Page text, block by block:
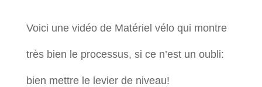
Voici une vidéo de Matériel vélo qui montre
très bien le processus, si ce n’est un oubli:
bien mettre le levier de niveau!